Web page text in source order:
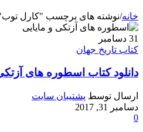
خانه/نوشته های برچسب "کارل
31 دسامبر
کتاب تاریخ جهان
دانلود کتاب اسطوره های
ارسال توسط پشتیبان سایت
دسامبر 31, 2017
0